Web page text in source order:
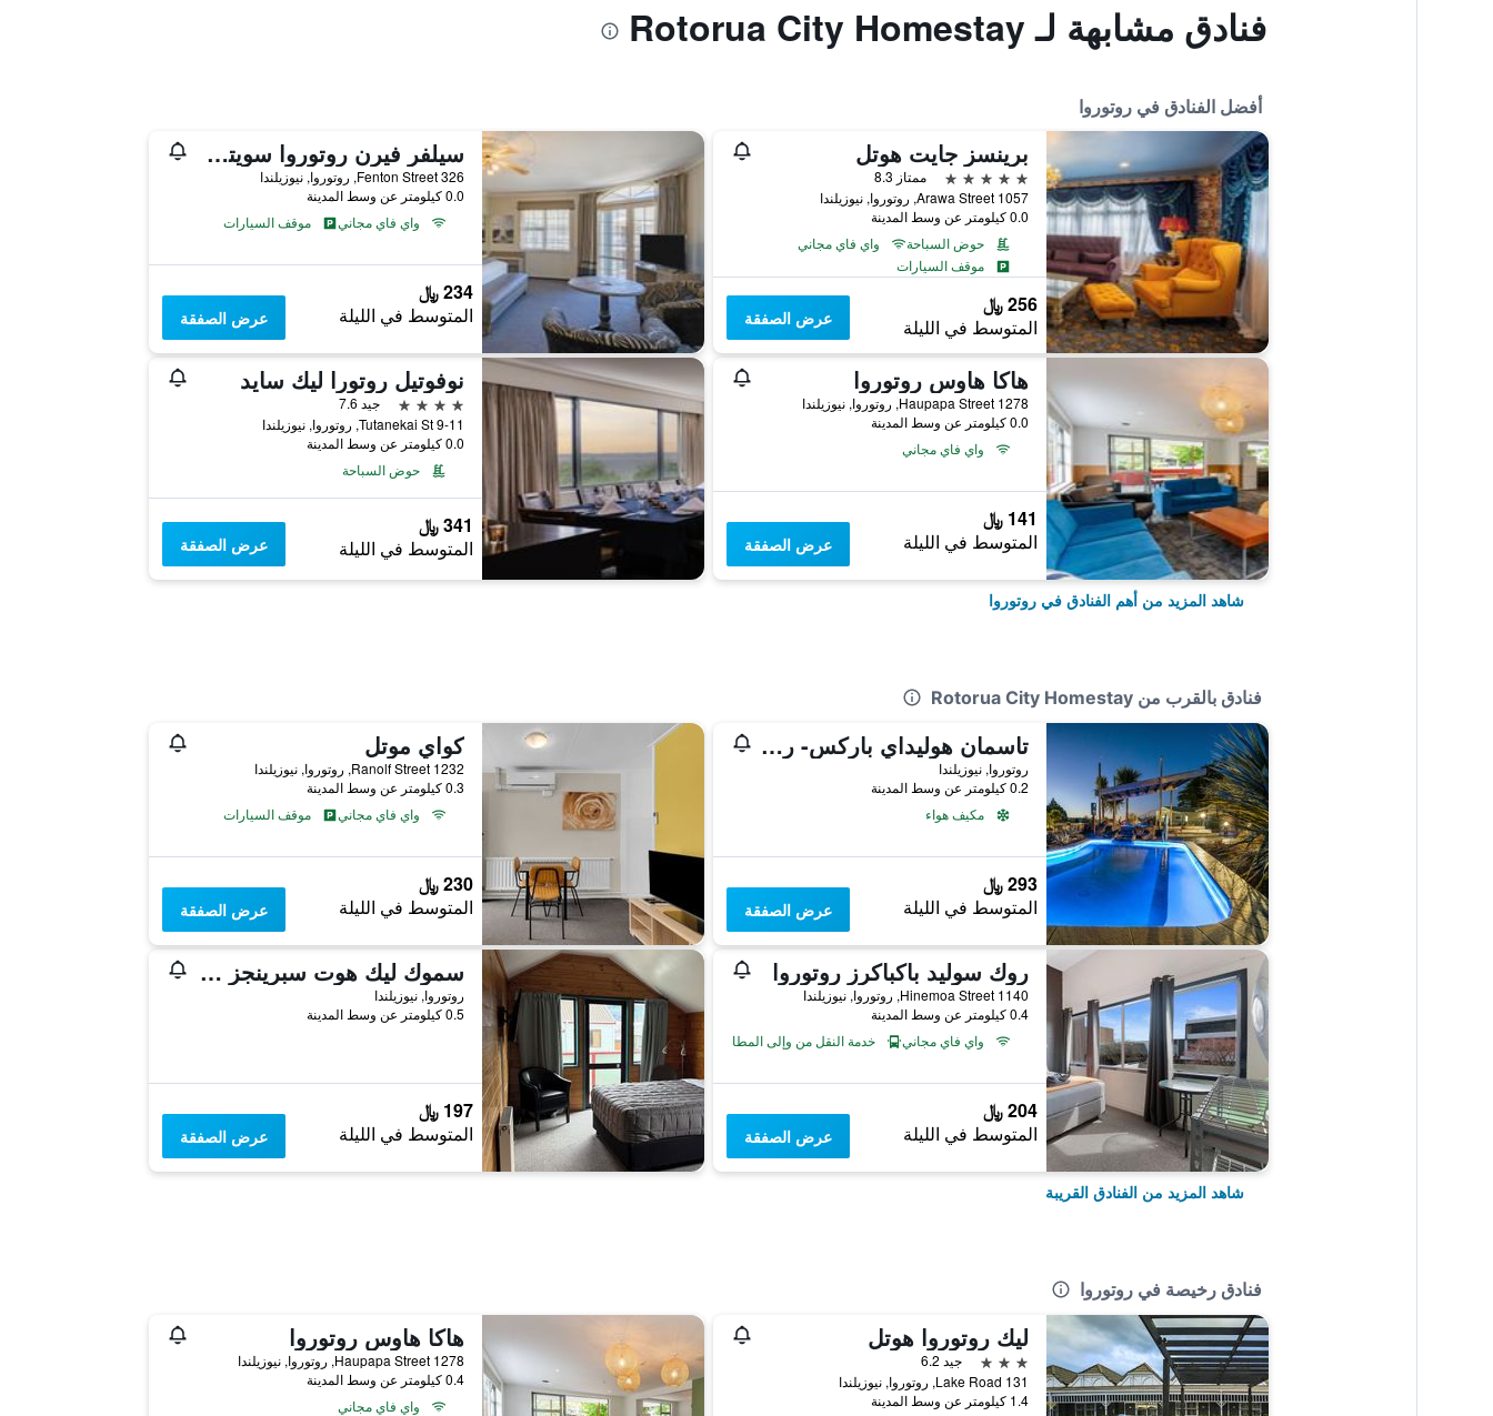
فنادق مشابهة لـ Rotorua City Homestay
أفضل الفنادق في روتوروا
برينسز جايت هوتل
5 نجوم
ممتاز 8.3
1057 Arawa Street, روتوروا, نيوزيلندا
0.0 كيلومتر عن وسط المدينة
حوض السباحة
واي فاي مجاني
موقف السيارات
256 ﷼
المتوسط في الليلة عرض الصفقة
سيلفر فيرن روتوروا سويتس آند سبا
326 Fenton Street, روتوروا, نيوزيلندا
0.0 كيلومتر عن وسط المدينة
واي فاي مجاني
موقف السيارات
234 ﷼
المتوسط في الليلة عرض الصفقة
هاكا هاوس روتوروا
1278 Haupapa Street, روتوروا, نيوزيلندا
0.0 كيلومتر عن وسط المدينة
واي فاي مجاني
141 ﷼
المتوسط في الليلة عرض الصفقة
نوفوتيل روتورا ليك سايد
4 نجوم
جيد 7.6
9-11 Tutanekai St, روتوروا, نيوزيلندا
0.0 كيلومتر عن وسط المدينة
حوض السباحة
341 ﷼
المتوسط في الليلة عرض الصفقة
شاهد المزيد من أهم الفنادق في روتوروا
فنادق بالقرب من Rotorua City Homestay
تاسمان هوليداي باركس- روتوروا
روتوروا, نيوزيلندا
0.2 كيلومتر عن وسط المدينة
مكيف هواء
293 ﷼
المتوسط في الليلة عرض الصفقة
كواي موتل
1232 Ranolf Street, روتوروا, نيوزيلندا
0.3 كيلومتر عن وسط المدينة
واي فاي مجاني
موقف السيارات
230 ﷼
المتوسط في الليلة عرض الصفقة
روك سوليد باكباكرز روتوروا
1140 Hinemoa Street, روتوروا, نيوزيلندا
0.4 كيلومتر عن وسط المدينة
واي فاي مجاني
خدمة النقل من وإلى المطار
204 ﷼
المتوسط في الليلة عرض الصفقة
سموك ليك هوت سبرينجز لودج آند كامب
روتوروا, نيوزيلندا
0.5 كيلومتر عن وسط المدينة
197 ﷼
المتوسط في الليلة عرض الصفقة
شاهد المزيد من الفنادق القريبة
فنادق رخيصة في روتوروا
ليك روتوروا هوتل
3 نجوم
جيد 6.2
131 Lake Road, روتوروا, نيوزيلندا
1.4 كيلومتر عن وسط المدينة
هاكا هاوس روتوروا
1278 Haupapa Street, روتوروا, نيوزيلندا
0.4 كيلومتر عن وسط المدينة
واي فاي مجاني